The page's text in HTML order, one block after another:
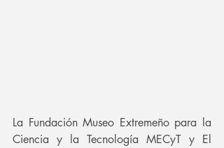
La Fundación Museo Extremeño para la
Ciencia y la Tecnología MECyT y El